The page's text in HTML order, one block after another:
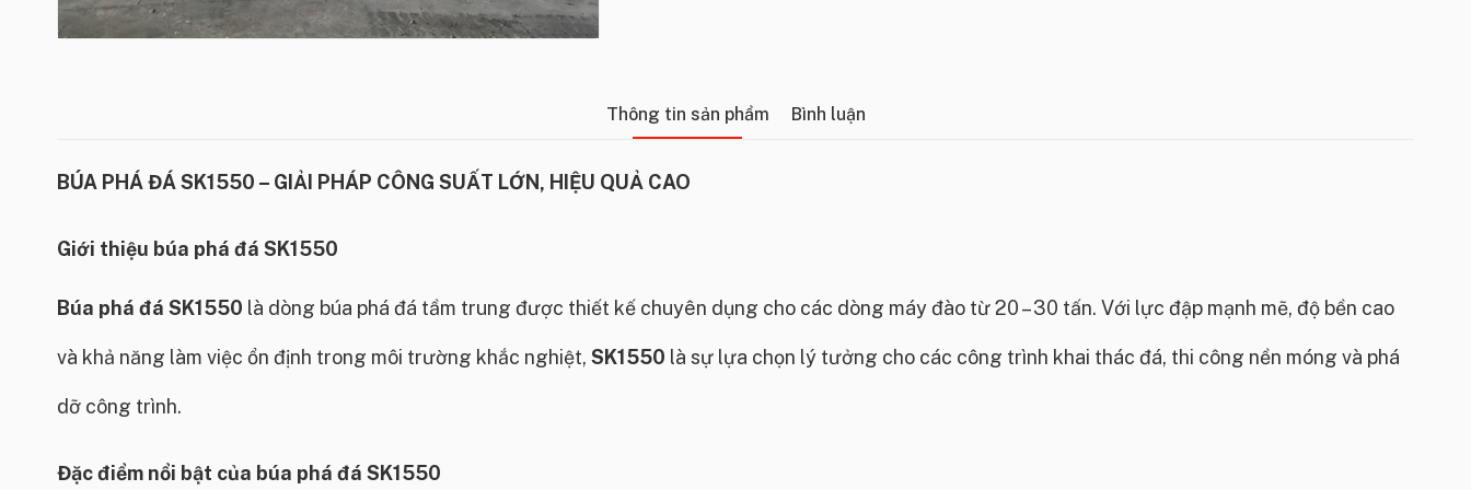
Thông tin sản phẩm Bình luận
BÚA PHÁ ĐÁ SK1550 – GIẢI PHÁP CÔNG SUẤT LỚN, HIỆU QUẢ CAO
Giới thiệu búa phá đá SK1550
Búa phá đá SK1550 là dòng búa phá đá tầm trung được thiết kế chuyên dụng cho các dòng máy đào từ 20 – 30 tấn. Với lực đập mạnh mẽ, độ bền cao
và khả năng làm việc ổn định trong môi trường khắc nghiệt, SK1550 là sự lựa chọn lý tưởng cho các công trình khai thác đá, thi công nền móng và phá
dỡ công trình.
Đặc điểm nổi bật của búa phá đá SK1550